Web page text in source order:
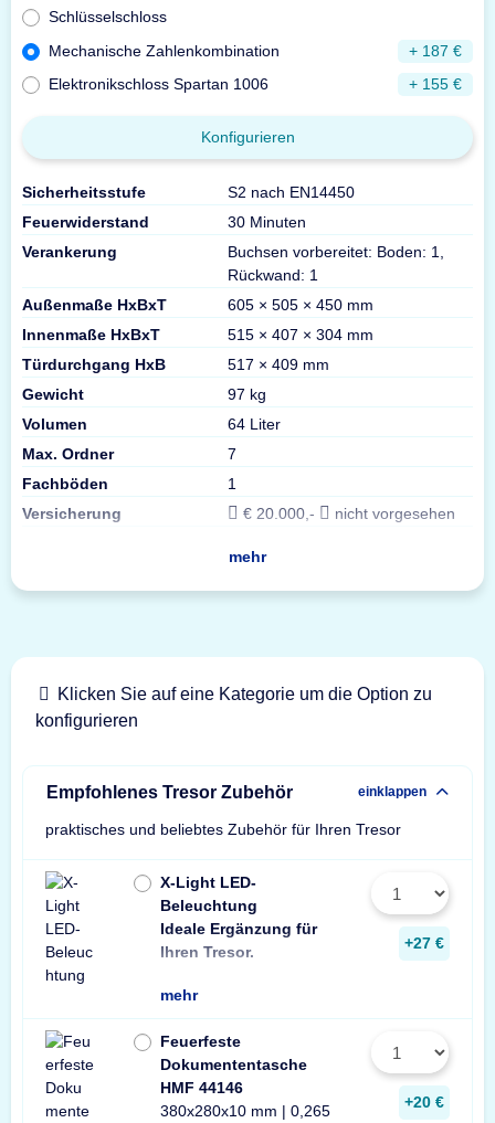
Schlüsselschloss
Mechanische Zahlenkombination
+ 187 €
Elektronikschloss Spartan 1006
+ 155 €
Konfigurieren
Sicherheitsstufe
S2 nach EN14450
Feuerwiderstand
30 Minuten
Verankerung
Buchsen vorbereitet: Boden: 1,
Rückwand: 1
Außenmaße HxBxT
605 × 505 × 450 mm
Innenmaße HxBxT
515 × 407 × 304 mm
Türdurchgang HxB
517 × 409 mm
Gewicht
97 kg
Volumen
64 Liter
Max. Ordner
7
Fachböden
1
Versicherung
€ 20.000,- nicht vorgesehen
mehr
Klicken Sie auf eine Kategorie um die Option zu
konfigurieren
Empfohlenes Tresor Zubehör einklappen
praktisches und beliebtes Zubehör für Ihren Tresor
X-Light LED-
Beleuchtung
Ideale Ergänzung für
Ihren Tresor.
Wir empfehlen
Leuchte pro
ein Stück
mehr
+27 €
Feuerfeste
Dokumententasche
HMF 44146
380x280x10 mm | 0,265
+20 €